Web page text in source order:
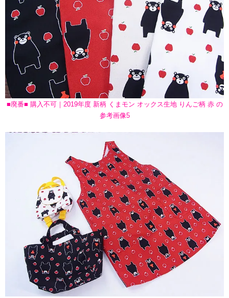
■廃番■ 購入不可｜2019年度 新柄 くまモン オックス生地 りんご柄 赤 の
参考画像5